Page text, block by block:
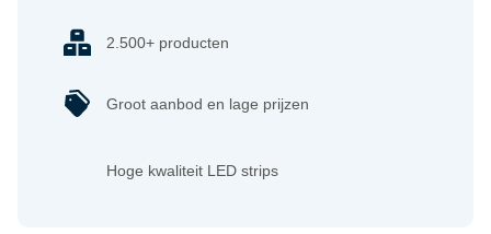
2.500+ producten
Groot aanbod en lage prijzen
Hoge kwaliteit LED strips